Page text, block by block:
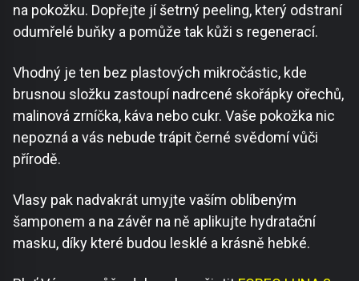
na pokožku. Dopřejte jí šetrný peeling, který odstraní
odumřelé buňky a pomůže tak kůži s regenerací.
Vhodný je ten bez plastových mikročástic, kde
brusnou složku zastoupí nadrcené skořápky ořechů,
malinová zrníčka, káva nebo cukr. Vaše pokožka nic
nepozná a vás nebude trápit černé svědomí vůči
přírodě.
Vlasy pak nadvakrát umyjte vaším oblíbeným
šamponem a na závěr na ně aplikujte hydratační
masku, díky které budou lesklé a krásně hebké.